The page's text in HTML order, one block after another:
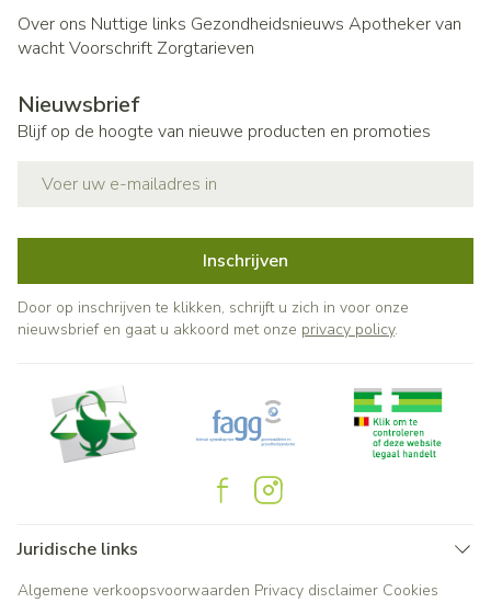
Over ons Nuttige links Gezondheidsnieuws Apotheker van
wachtVoorschrift Zorgtarieven
Nieuwsbrief
Blijf op de hoogte van nieuwe producten en promoties
Inschrijven
Door op inschrijven te klikken, schrijft u zich in voor onze
nieuwsbrief en gaat u akkoord met onze privacy policy.
Juridische links
Algemene verkoopsvoorwaarden Privacy disclaimer Cookies